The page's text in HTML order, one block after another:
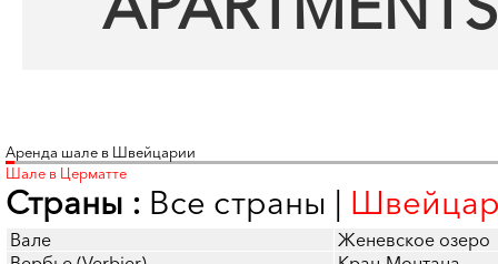
Аренда шале в Швейцарии
Шале в Церматте
Страны : Все страны |
Вале
Женевское озеро